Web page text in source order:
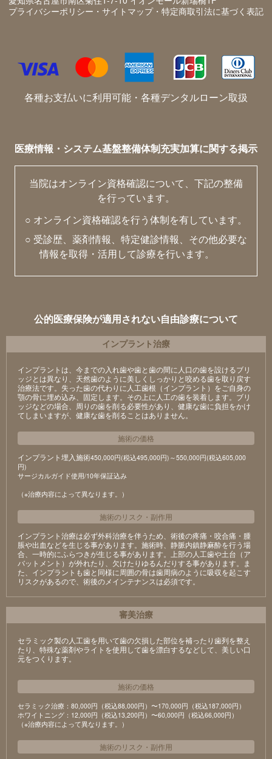
プライバシーポリシー・サイトマップ・特定商取引法に基づく表記
各種お支払いに利用可能・各種デンタルローン取扱
医療情報・システム基盤整備体制充実加算に関する掲示
当院はオンライン資格確認について、下記の整備
を行っています。
○ オンライン資格確認を行う体制を有しています。
○ 受診歴、薬剤情報、特定健診情報、その他必要な
情報を取得・活用して診療を行います。
公的医療保険が適用されない自由診療について
インプラント治療
インプラントは、今までの入れ歯や歯と歯の間に人口の歯を設けるブリ
ッジとは異なり、天然歯のように美しくしっかりと咬める歯を取り戻す
治療法です。失った歯の代わりに人工歯根（インプラント）をご自身の
顎の骨に埋め込み、固定します。その上に人工の歯を装着します。ブリ
ッジなどの場合、周りの歯を削る必要性があり、健康な歯に負担をかけ
てしまいますが、健康な歯を削ることはありません。
施術の価格
インプラント埋入施術450,000円(税込495,000円)～550,000円(税込605,000
円)
サージカルガイド使用/10年保証込み
（※治療内容によって異なります。）
施術のリスク ・ 副作用
インプラント治療は必ず外科治療を伴うため、術後の疼痛・咬合痛・腫
脹や出血などを生じる事があります。施術時、静脈内鎮静麻酔を行う場
合、一時的にふらつきが生じる事があります。上部の人工歯や土台（ア
バットメント）が外れたり、欠けたりゆるんだりする事があります。ま
た、インプラントも歯と同様に周囲の骨は歯周病のように吸収を起こす
リスクがあるので、術後のメインテナンスは必須です。
審美治療
セラミック製の⼈⼯⻭を⽤いて⻭の⽋損した部位を補ったり⻭列を整え
たり、特殊な薬剤やライトを使⽤して⻭を漂⽩するなどして、美しい⼝
元をつくります。
施術の価格
セラミック治療：80,000円（税込88,000円）〜170,000円（税込187,000円）
ホワイトニング：12,000円（税込13,200円）〜60,000円（税込66,000円）
（※治療内容によって異なります。）
施術のリスク ・ 副作用